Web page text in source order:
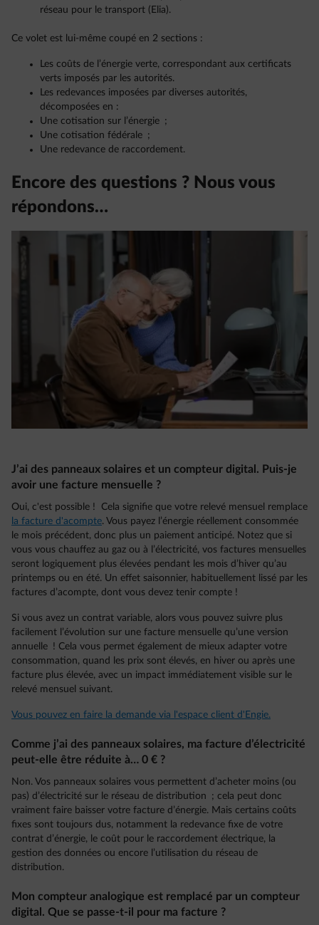
réseau pour le transport (Elia).
Ce volet est lui-même coupé en 2 sections :
Les coûts de l’énergie verte, correspondant aux certificats
verts imposés par les autorités.
Les redevances imposées par diverses autorités,
décomposées en :
Une cotisation sur l’énergie ;
Une cotisation fédérale ;
Une redevance de raccordement.
Encore des questions ? Nous vous
répondons…
J’ai des panneaux solaires et un compteur digital. Puis-je
avoir une facture mensuelle ?
Oui, c'est possible ! Cela signifie que votre relevé mensuel remplace
la facture d'acompte. Vous payez l’énergie réellement consommée
le mois précédent, donc plus un paiement anticipé. Notez que si
vous vous chauffez au gaz ou à l’électricité, vos factures mensuelles
seront logiquement plus élevées pendant les mois d’hiver qu’au
printemps ou en été. Un effet saisonnier, habituellement lissé par les
factures d’acompte, dont vous devez tenir compte !
Si vous avez un contrat variable, alors vous pouvez suivre plus
facilement l’évolution sur une facture mensuelle qu’une version
annuelle ! Cela vous permet également de mieux adapter votre
consommation, quand les prix sont élevés, en hiver ou après une
facture plus élevée, avec un impact immédiatement visible sur le
relevé mensuel suivant.
Vous pouvez en faire la demande via l'espace client d'Engie.
Comme j’ai des panneaux solaires, ma facture d’électricité
peut-elle être réduite à… 0 € ?
Non. Vos panneaux solaires vous permettent d’acheter moins (ou
pas) d’électricité sur le réseau de distribution ; cela peut donc
vraiment faire baisser votre facture d’énergie. Mais certains coûts
fixes sont toujours dus, notamment la redevance fixe de votre
contrat d’énergie, le coût pour le raccordement électrique, la
gestion des données ou encore l’utilisation du réseau de
distribution.
Mon compteur analogique est remplacé par un compteur
digital. Que se passe-t-il pour ma facture ?